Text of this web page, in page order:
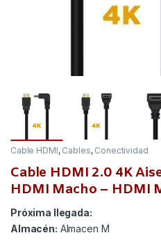
Cable HDMI, Cables, Conectividad
Cable HDMI 2.0 4K
HDMI Macho – HDMI
Próxima llegada:
Almacén: Almacen M